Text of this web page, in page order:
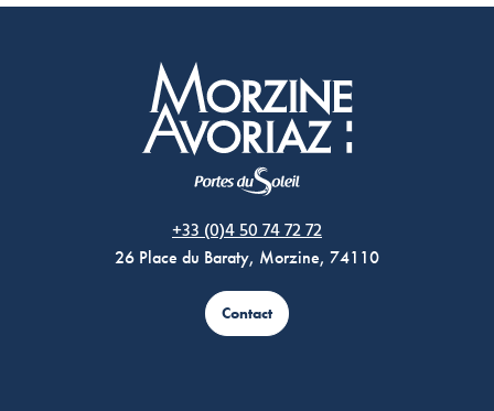
+33 (0)4 50 74 72 72
26 Place du Baraty, Morzine, 74110
Contact